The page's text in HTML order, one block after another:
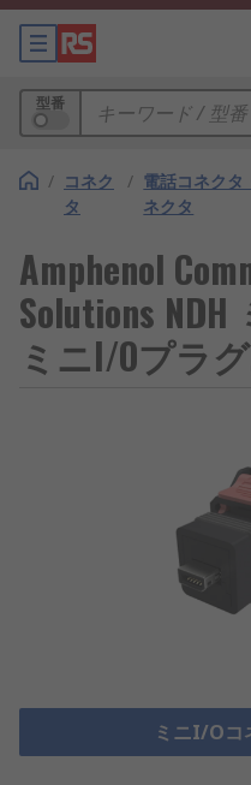
型番
/ コネク
タ
/ 電話コネクタ
ネクタ
Amphenol
Solutions
ミニI/Oプラ
ミニI/Oコ